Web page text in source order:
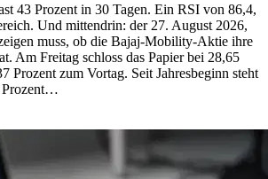
43 Prozent in 30 Tagen. Ein RSI von 86,4,
Und mittendrin: der 27. August 2026,
muss, ob die Bajaj-Mobility-Aktie ihre
Am Freitag schloss das Papier bei 28,65
Prozent zum Vortag. Seit Jahresbeginn steht
Prozent…